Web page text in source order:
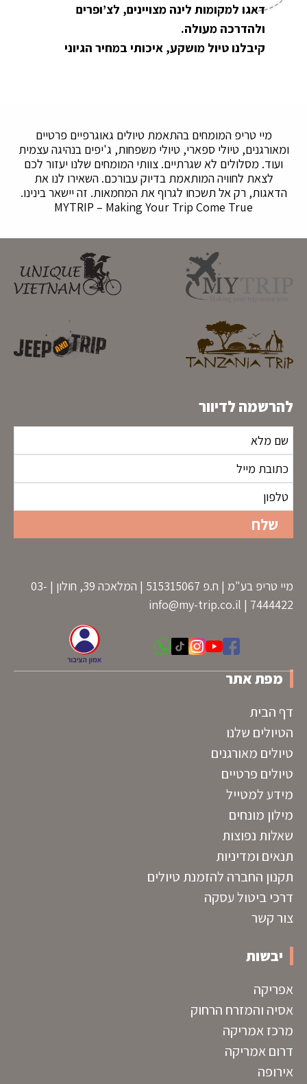
דאגו למקומות לינה מצויינים, לצ’ופרים
ולהדרכה מעולה.
קיבלנו טיול מושקע, איכותי במחיר הגיוני
מיי טריפ המומחים בהתאמת טיולים גאוגרפיים פרטיים
ומאורגנים, טיולי ספארי, טיולי משפחות, ג'יפים בנהיגה עצמית
ועוד. מסלולים לא שגרתיים. צוותי המומחים שלנו יעזור לכם
לצאת לחוויה המותאמת בדיוק עבורכם. השאירו לנו את
הדאגות, רק אל תשכחו לגרוף את המחמאות. זה יישאר בינינו.
MYTRIP – Making Your Trip Come True
להרשמה לדיוור
מיי טריפ בע"מ | ח.פ 515315067 | המלאכה 39, חולון | 03-
7444422 |
info@my-trip.co.il
מפת אתר
דף הבית
הטיולים שלנו
טיולים מאורגנים
טיולים פרטיים
מידע למטייל
מילון מונחים
שאלות נפוצות
תנאים ומדיניות
תקנון החברה להזמנת טיולים
דרכי ביטול עסקה
צור קשר
יבשות
אפריקה
אסיה והמזרח הרחוק
מרכז אמריקה
דרום אמריקה
אירופה